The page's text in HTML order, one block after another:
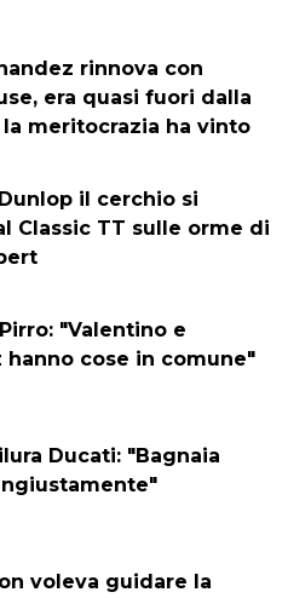
rinnova con
era quasi fuori dalla
la meritocrazia ha vinto
il cerchio si
Classic TT sulle orme di
"Valentino e
hanno cose in comune"
Ducati: "Bagnaia
voleva guidare la